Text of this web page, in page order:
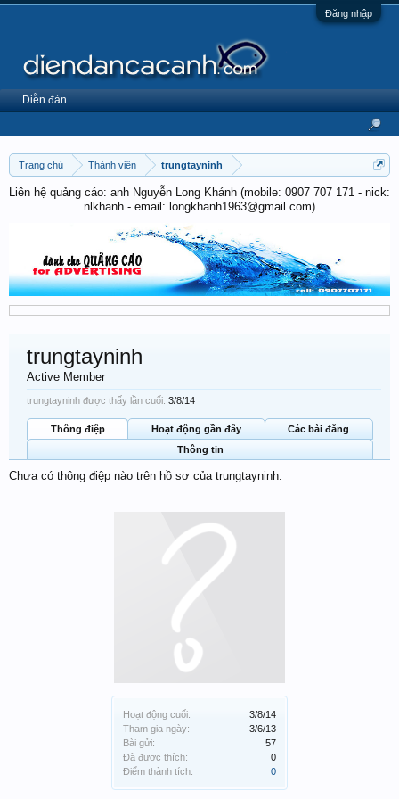
Đăng nhập
Trang chủ Thành viên trungtayninh
Liên hệ quảng cáo: anh Nguyễn Long Khánh (mobile: 0907 707 171 - nick:
nlkhanh - email: longkhanh1963@gmail.com)
Hoạt động cuối:
3/8/14
Tham gia ngày:
3/6/13
Bài gửi:
57
Đã được thích:
0
Điểm thành tích:
0
trungtayninh
Active Member
trungtayninh được thấy lần cuối: 3/8/14
Thông điệp Hoạt động gần đây
Các bài đăng
Thông tin
Chưa có thông điệp nào trên hồ sơ của trungtayninh.
Diễn đàn